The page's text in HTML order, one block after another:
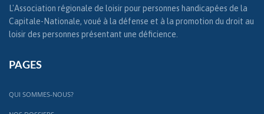
L'Association régionale de loisir pour personnes handicapées de la
Capitale-Nationale, voué à la défense et à la promotion du droit au
loisir des personnes présentant une déficience.
PAGES
QUI SOMMES-NOUS?